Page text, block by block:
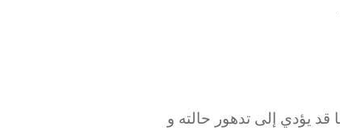
يؤدي إلى تدهور حالته و